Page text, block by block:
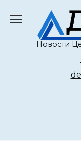
содержанию
Новости